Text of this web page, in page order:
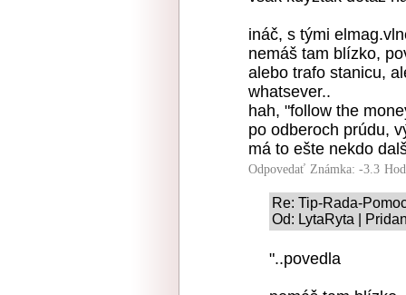
ináč, s tými
nemáš tam blízko,
alebo trafo stanicu,
whatsever..
hah, "follow the
po odberoch prúdu,
má to ešte nekdo
Odpovedať Známka: -3.3
Re: Tip-Rada-
Od: LytaRyta |
"..povedla